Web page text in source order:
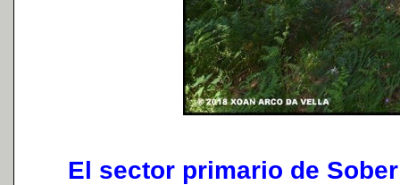
El sector primario de Sober